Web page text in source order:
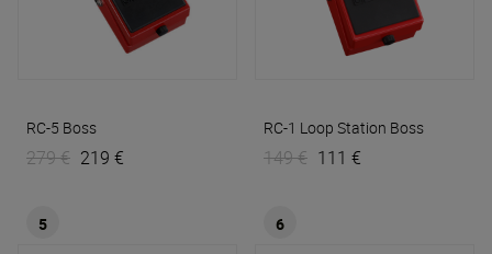
RC-5 Boss
279 € 219 €
RC-1 Loop Station Boss
149 € 111 €
5 6